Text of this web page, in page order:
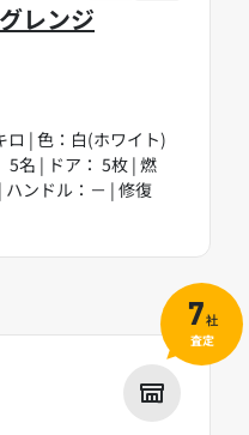
レンジ
| 色：白(ホワイト)
5名 | ドア： 5枚 | 燃
ンドル：－ | 修復
7社
査定